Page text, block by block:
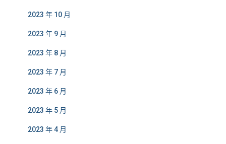
2023 年 10 月
2023 年 9 月
2023 年 8 月
2023 年 7 月
2023 年 6 月
2023 年 5 月
2023 年 4 月